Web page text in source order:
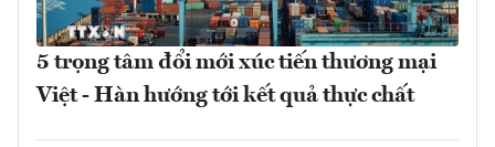
5 trọng tâm đổi mới xúc tiến thương mại
Việt - Hàn hướng tới kết quả thực chất